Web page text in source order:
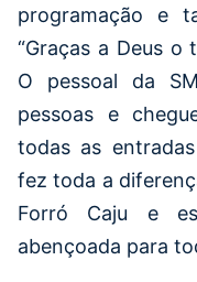
programação e
“Graças a Deus o
O pessoal da
pessoas e
todas as
fez toda a
Forró Caju e
abençoada para